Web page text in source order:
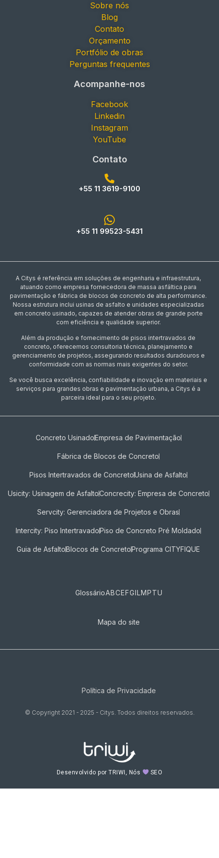
Sobre nós
Blog
Contato
Orçamento
Portfólio de obras
Perguntas frequentes
Acompanhe-nos
Facebook
Linkedin
Instagram
YouTube
Contato
+55 11 3619-9100
+55 11 99523-5431
A Citys é referência em soluções de engenharia e infraestrutura,
atuando como empresa fornecedora de massa asfáltica para
pavimentação e fábrica de blocos de concreto de alta performance.
Nossa estrutura inclui usinas de asfalto e unidades especializadas
em concreto usinado, capazes de atender obras de grande porte
com eficiência e qualidade superior.
Além da produção e fornecimento de pisos intertravados de
concreto, oferecemos consultoria técnica, planejamento e
gerenciamento de projetos, assegurando resultados duradouros e
conformidade com as normas mais exigentes do setor.
Se você busca excelência, confiabilidade e inovação em materiais e
serviços para grandes obras e pavimentação urbana, a Citys é a
parceira ideal para o seu projeto.
Concreto UsinadoEmpresa de Pavimentação
Fábrica de Blocos de Concreto
Pisos Intertravados de Concreto​Usina de Asfalto
Usicity: Usinagem de AsfaltoConcrecity: Empresa de Concreto
Servcity: Gerenciadora de Projetos e Obras
Intercity: Piso IntertravadoPiso de Concreto Pré Moldado
Guia de AsfaltoBlocos de ConcretoPrograma CITYFIQUE
GlossárioABCEFGILMPTU
Mapa do site
Política de Privacidade
© Copyright 2021 - 2025 - Citys. Todos direitos reservados.
Desenvolvido por TRIWI, Nós SEO